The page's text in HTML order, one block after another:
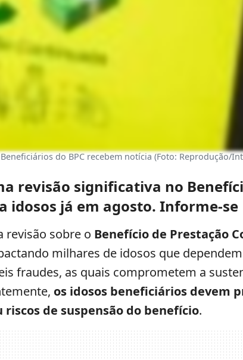
Beneficiários do BPC recebem notícia (Foto: Reprodução/
revisão significativa no
idosos já em agosto. Informe-se
revisão sobre o Benefício de Prestação
milhares de idosos que
fraudes, as quais comprometem a
os idosos beneficiários devem
de suspensão do benefício.